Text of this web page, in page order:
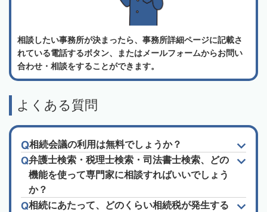
相談したい事務所が決まったら、事務所詳細ページに記載さ
れている電話するボタン、またはメールフォームからお問い
合わせ・相談をすることができます。
よくある質問
相続会議の利用は無料でしょうか？
弁護士検索・税理士検索・司法書士検索、どの
機能を使って専門家に相談すればいいでしょう
か？
相続にあたって、どのくらい相続税が発生する